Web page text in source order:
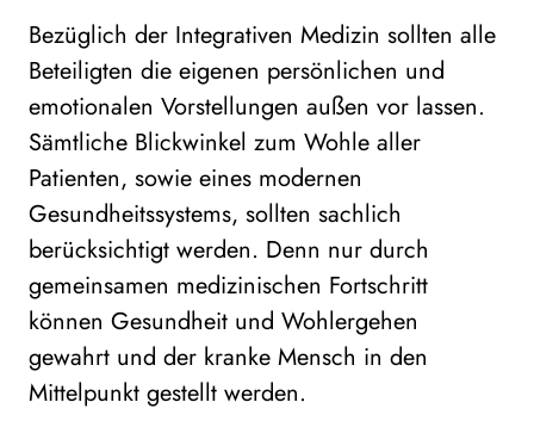
Bezüglich der Integrativen Medizin sollten alle
Beteiligten die eigenen persönlichen und
emotionalen Vorstellungen außen vor lassen.
Sämtliche Blickwinkel zum Wohle aller
Patienten, sowie eines modernen
Gesundheitssystems, sollten sachlich
berücksichtigt werden. Denn nur durch
gemeinsamen medizinischen Fortschritt
können Gesundheit und Wohlergehen
gewahrt und der kranke Mensch in den
Mittelpunkt gestellt werden.
Gesundheitsstudie 2025: Österreich